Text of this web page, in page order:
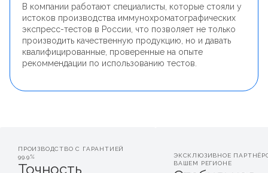
В компании работают специалисты, которые стояли у
истоков производства иммунохроматографических
экспресс-тестов в России, что позволяет не только
производить качественную продукцию, но и давать
квалифицированные, проверенные на опыте
рекоммендации по использованию тестов.
ПРОИЗВОДСТВО С ГАРАНТИЕЙ
99.9%
Точность
ЭКСКЛЮЗИВНОЕ
ВАШЕМ РЕГИОНЕ